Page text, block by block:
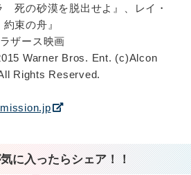
死の砂漠を脱出せよ』、レイ・
束の舟』
ザース映画
Warner Bros. Ent. (c)Alcon
Rights Reserved.
に入ったらシェア！！